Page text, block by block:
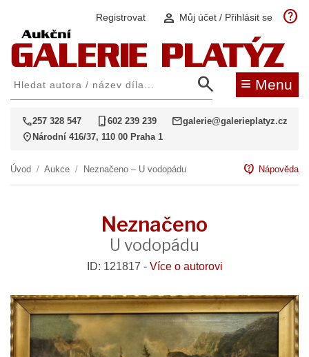
Registrovat person Můj účet / Přihlásit se help
search ≡ Menu
call257 328 547 phone_iphone602 239 239 mailgalerie@galerieplatyz.cz
location_on Národní 416/37, 110 00 Praha 1
Úvod / Aukce / Neznačeno – U vodopádu contact_support Nápověda
Neznačeno
U vodopádu
ID: 121817 - Více o autorovi